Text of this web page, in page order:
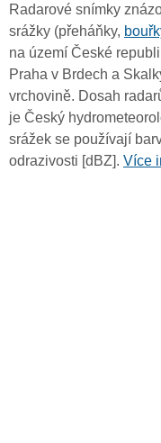
Radarové snímky
srážky (přeháňky,
na území České
Praha v Brdech a
vrchovině. Dosah
je Český
srážek se používají
odrazivosti [dBZ]. Více